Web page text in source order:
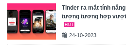
Tinder ra mắt tính
tượng tương hợp vượt
24-10-2023